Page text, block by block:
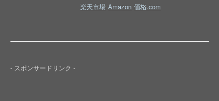
楽天市場 Amazon 価格.com
- スポンサードリンク -